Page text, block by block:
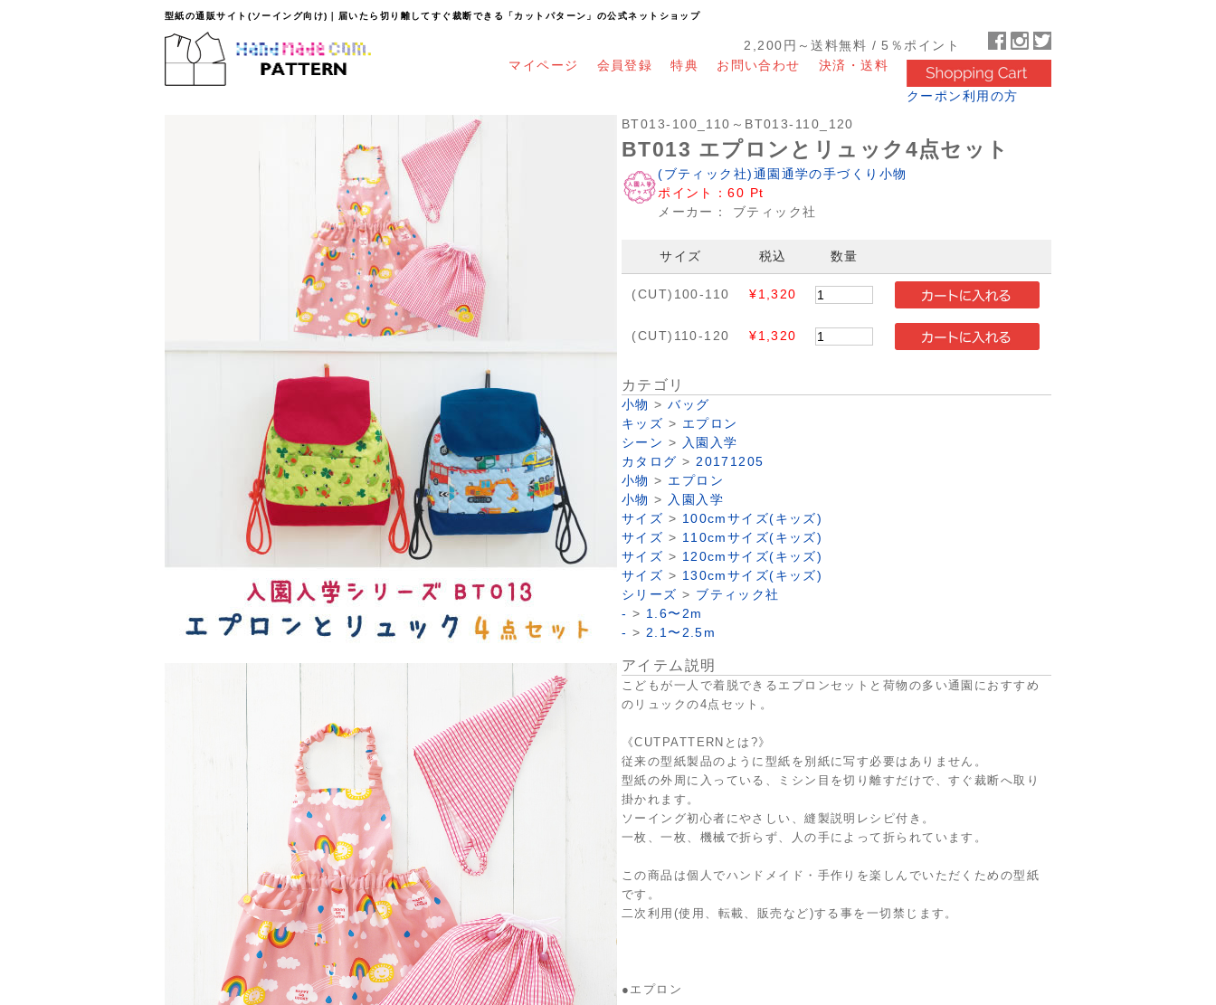
型紙の通販サイト(ソーイング向け)｜届いたら切り離してすぐ裁断できる「カットパターン」の公式ネットショップ
2,200円～送料無料 / 5％ポイント
マイページ 会員登録 特典 お問い合わせ 決済・送料
クーポン利用の方
BT013-100_110～BT013-110_120
BT013 エプロンとリュック4点セット
(ブティック社)通園通学の手づくり小物
ポイント：60 Pt
メーカー：
ブティック社
サイズ 税込 数量
(CUT)100-110 ¥1,320
(CUT)110-120 ¥1,320
カテゴリ
小物 >バッグ
キッズ > エプロン
シーン > 入園入学
カタログ >20171205
小物 > エプロン
小物 > 入園入学
サイズ > 100cmサイズ(キッズ)
サイズ > 110cmサイズ(キッズ)
サイズ > 120cmサイズ(キッズ)
サイズ > 130cmサイズ(キッズ)
シリーズ > ブティック社
- > 1.6〜2m
- > 2.1〜2.5m
アイテム説明
こどもが一人で着脱できるエプロンセットと荷物の多い通園におすすめ
のリュックの4点セット。
《CUTPATTERNとは?》
従来の型紙製品のように型紙を別紙に写す必要はありません。
型紙の外周に入っている、ミシン目を切り離すだけで、すぐ裁断へ取り
掛かれます。
ソーイング初心者にやさしい、縫製説明レシピ付き。
一枚、一枚、機械で折らず、人の手によって折られています。
この商品は個人でハンドメイド・手作りを楽しんでいただくための型紙
です。
二次利用(使用、転載、販売など)する事を一切禁じます。
●エプロン